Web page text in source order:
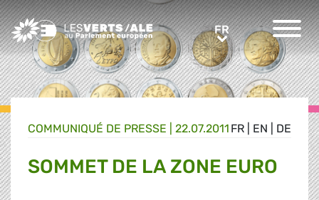
Greens/EFA Home FRFR
FR EN DE
COMMUNIQUÉ DE PRESSE 22.07.2011
SOMMET DE LA ZONE EURO